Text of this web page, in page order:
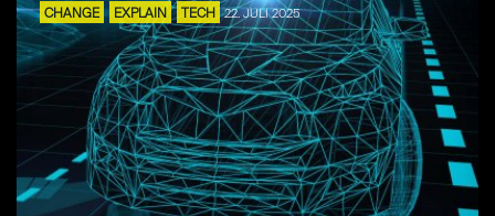
CHANGE EXPLAIN TECH 22. JULI 2025